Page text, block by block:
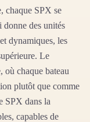
chaque SPX se
des unités
dynamiques, les
Le
où chaque bateau
plutôt que comme
SPX dans la
capables de